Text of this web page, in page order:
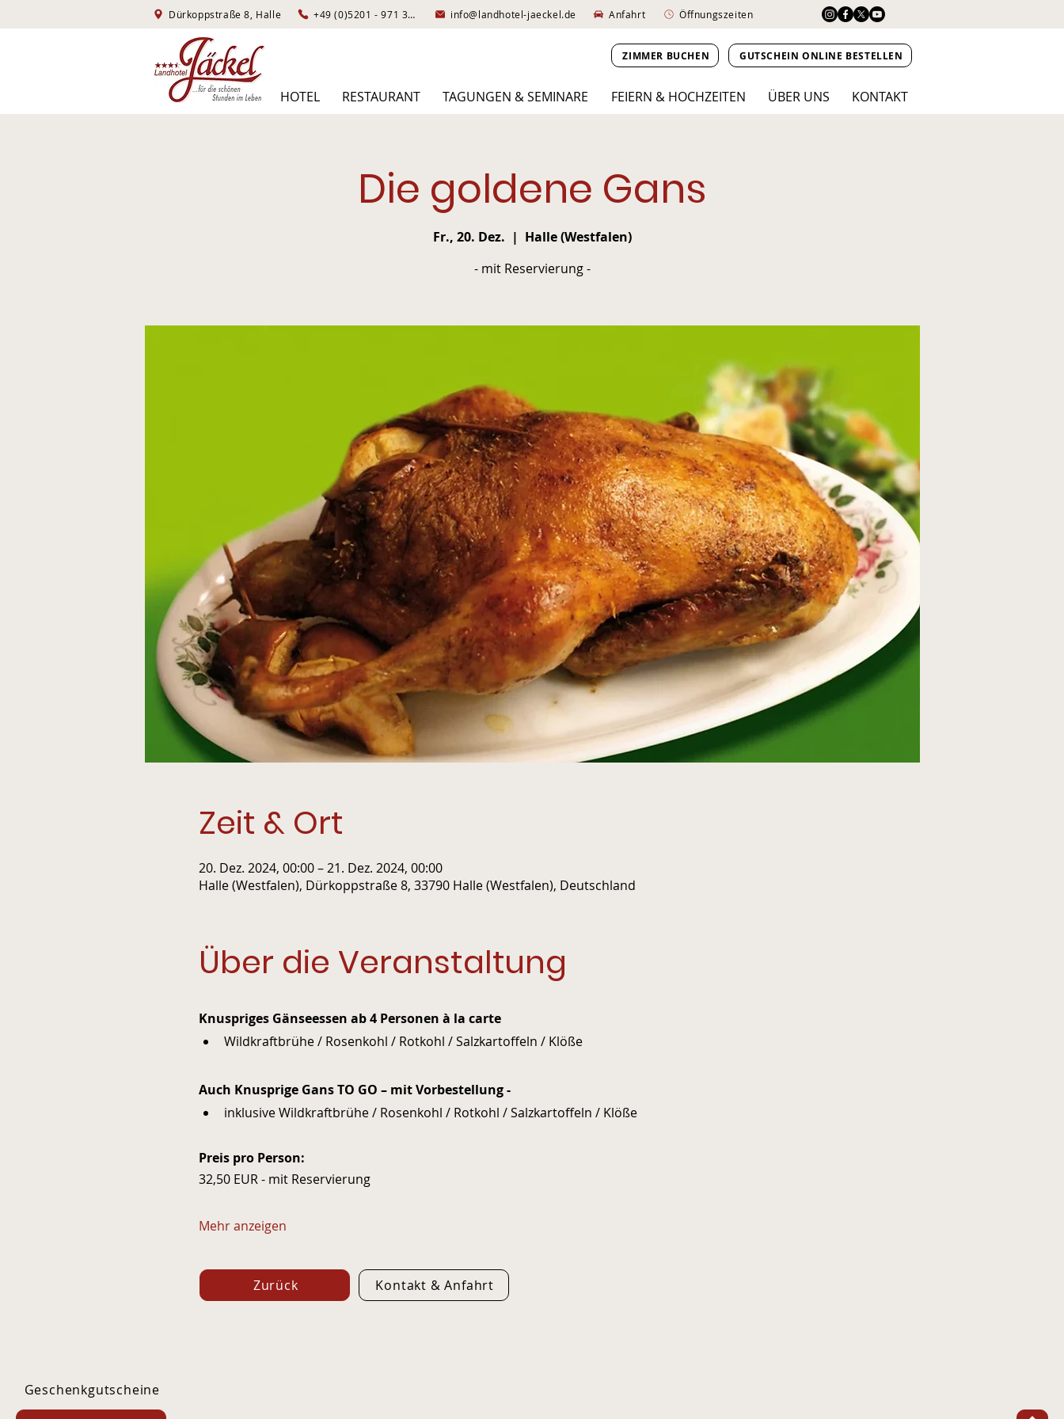
Dürkoppstraße 8, Halle +49 (0)5201 - 971 330 info@landhotel-jaeckel.de Anfahrt Öffnungszeiten
ZIMMER BUCHEN GUTSCHEIN ONLINE BESTELLEN
HOTEL RESTAURANT TAGUNGEN & SEMINARE FEIERN & HOCHZEITEN ÜBER UNS KONTAKT
Die goldene Gans
Fr., 20. Dez.
  |
Halle (Westfalen)
- mit Reservierung -
Zeit & Ort
20. Dez. 2024, 00:00 – 21. Dez. 2024, 00:00
Halle (Westfalen), Dürkoppstraße 8, 33790 Halle (Westfalen), Deutschland
Über die Veranstaltung
Knuspriges Gänseessen ab 4 Personen à la carte
Wildkraftbrühe / Rosenkohl / Rotkohl / Salzkartoffeln / Klöße
Auch Knusprige Gans TO GO – mit Vorbestellung -
inklusive Wildkraftbrühe / Rosenkohl / Rotkohl / Salzkartoffeln / Klöße
Preis pro Person:
32,50 EUR - mit Reservierung
Mehr anzeigen
Zurück Kontakt & Anfahrt
Geschenkgutscheine